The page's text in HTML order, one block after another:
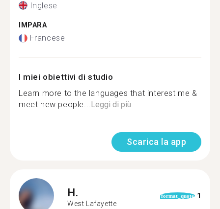
Inglese
IMPARA
Francese
I miei obiettivi di studio
Learn more to the languages that interest me &
meet new people...Leggi di più
Scarica la app
H.
West Lafayette
format_quote 1